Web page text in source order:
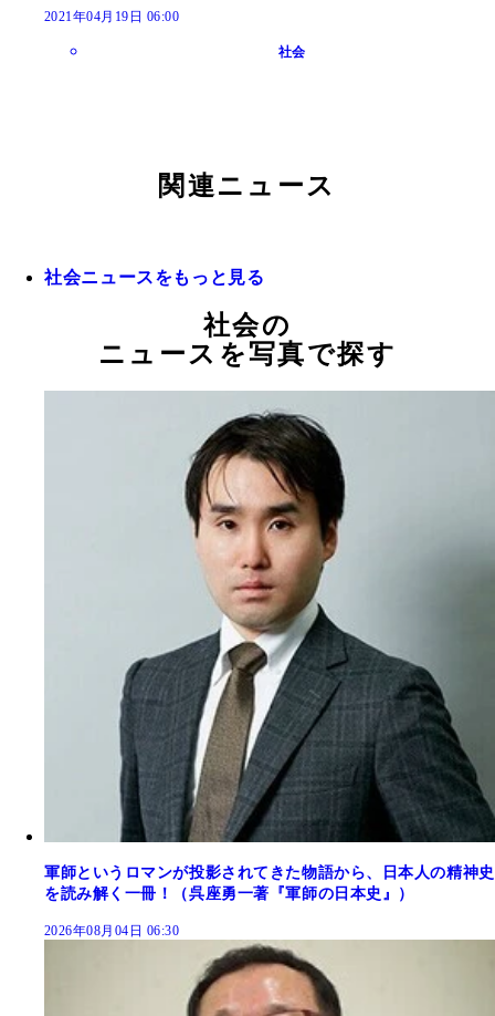
2021年04月19日 06:00
社会
関連ニュース
社会ニュースをもっと見る
社会の
ニュースを写真で探す
軍師というロマンが投影されてきた物語から、日本人の精神史
を読み解く一冊！（呉座勇一著『軍師の日本史』）
2026年08月04日 06:30